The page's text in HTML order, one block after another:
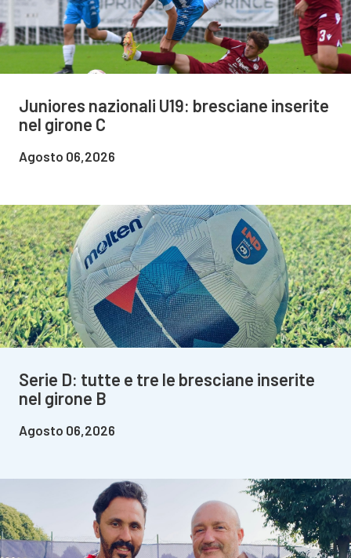
Juniores nazionali U19: bresciane inserite
nel girone C
Agosto 06,2026
Serie D: tutte e tre le bresciane inserite
nel girone B
Agosto 06,2026